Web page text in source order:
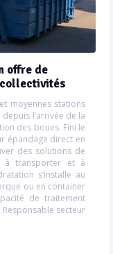
offre de
moyennes stations
l’arrivée de la
des boues. Fini le
épandage direct en
des solutions de
à transporter et à
s’installe au
ou en container
de traitement
Responsable secteur